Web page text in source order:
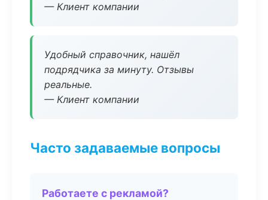
— Клиент компании
Удобный справочник, нашёл
подрядчика за минуту. Отзывы
реальные.
— Клиент компании
Часто задаваемые вопросы
Работаете с рекламой?